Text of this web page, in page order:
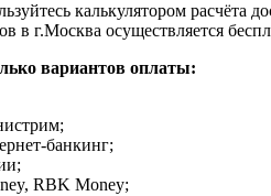
калькулятором расчёта
в г.Москва осуществляется
вариантов оплаты:
банкинг;
RBK Money;